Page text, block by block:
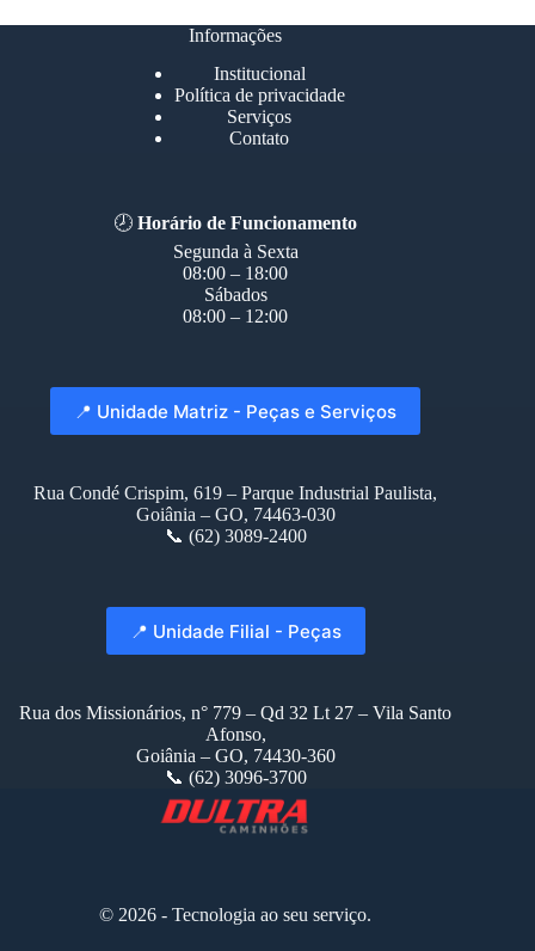
Informações
Institucional
Política de privacidade
Serviços
Contato
🕗Horário de Funcionamento
Segunda à Sexta
08:00 – 18:00
Sábados
08:00 – 12:00
📍 Unidade Matriz - Peças e Serviços
Rua Condé Crispim, 619 – Parque Industrial Paulista,
Goiânia – GO, 74463-030
📞 (62) 3089-2400
📍 Unidade Filial - Peças
Rua dos Missionários, n° 779 – Qd 32 Lt 27 – Vila Santo
Afonso,
Goiânia – GO, 74430-360
📞 (62) 3096-3700
© 2026 - Tecnologia ao seu serviço.